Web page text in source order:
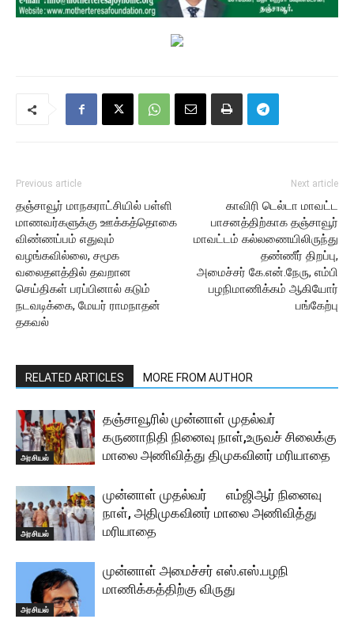
Previous article
தஞ்சாவூர் மாநகராட்சியில் பள்ளி
மாணவர்களுக்கு ஊக்கத்தொகை
விண்ணப்பம் எதுவும்
வழங்கவில்லை, சமூக
வலைதளத்தில் தவறான
செய்திகள் பரப்பினால் கடும்
நடவடிக்கை, மேயர் ராமநாதன்
தகவல்
Next article
காவிரி டெல்டா மாவட்ட
பாசனத்திற்காக தஞ்சாவூர்
மாவட்டம் கல்லணையிலிருந்து
தண்ணீர் திறப்பு,
அமைச்சர் கே.என்.நேரு, எம்பி
பழநிமாணிக்கம் ஆகியோர்
பங்கேற்பு
RELATED ARTICLES MORE FROM AUTHOR
அரசியல்
தஞ்சாவூரில் முன்னாள் முதல்வர்
கருணாநிதி நினைவு நாள்,உருவச் சிலைக்கு
மாலை அணிவித்து திமுகவினர் மரியாதை
அரசியல்
முன்னாள் முதல்வர் எம்ஜிஆர் நினைவு
நாள், அதிமுகவினர் மாலை அணிவித்து
மரியாதை
அரசியல்
முன்னாள் அமைச்சர் எஸ்.எஸ்.பழநி
மாணிக்கத்திற்கு விருது